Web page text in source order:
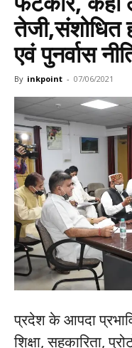
तेजी,संशोधित
एवं पुनर्वास
By inkpoint - 07/06/2021
प्रदेश के आपदा
शिक्षा, सहकारिता,